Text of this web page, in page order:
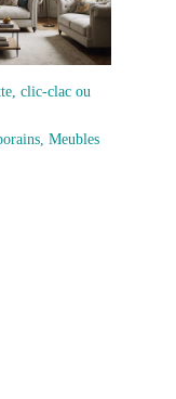
clic-clac ou
Meubles